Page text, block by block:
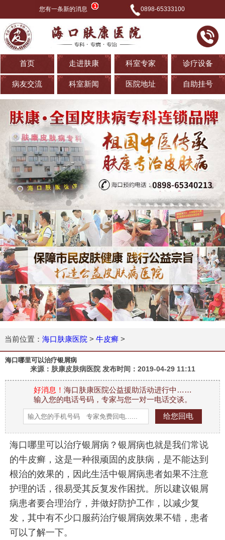
您有一条新的消息 0898-65333100
首页 走进肤康 科室专家 诊疗设备
病友交流 科室新闻 医院地址 自助挂号
当前位置： 海口肤康医院 > 牛皮癣>
海口哪里可以治疗银屑病
来源：肤康皮肤病医院 发布时间： 2019-04-29 11:11
好消息！ 海口肤康医院公益援助活动进行中……
输入您的电话号码，专家与您一对一电话交谈。
海口哪里可以治疗银屑病？银屑病也就是我们常说
的牛皮癣，这是一种很顽固的皮肤病，是不能达到
根治的效果的，因此生活中银屑病患者如果不注意
护理的话，很易受其反复发作困扰。所以建议银屑
病患者要合理治疗，并做好防护工作，以减少复
发，其中有不少口服药治疗银屑病效果不错，患者
可以了解一下。